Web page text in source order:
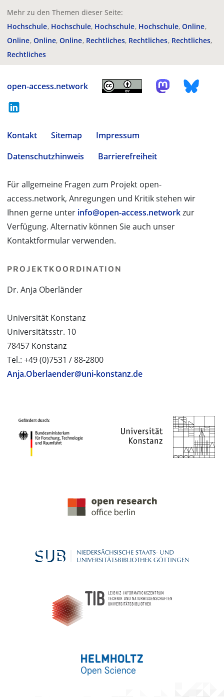
Mehr zu den Themen dieser Seite:
Hochschule Hochschule Hochschule Hochschule Online
Online Online Online Rechtliches Rechtliches Rechtliches
Rechtliches
open-access.network
Kontakt Sitemap
Impressum
Datenschutzhinweis
Barrierefreiheit
Für allgemeine Fragen zum Projekt open-
access.network, Anregungen und Kritik stehen wir
Ihnen gerne unter info@open-access.networkzur
Verfügung. Alternativ können Sie auch unser
Kontaktformular verwenden.
PROJEKTKOORDINATION
Dr. Anja Oberländer
Universität Konstanz
Universitätsstr. 10
78457 Konstanz
Tel.: +49 (0)7531 / 88-2800
Anja.Oberlaender@uni-konstanz.de